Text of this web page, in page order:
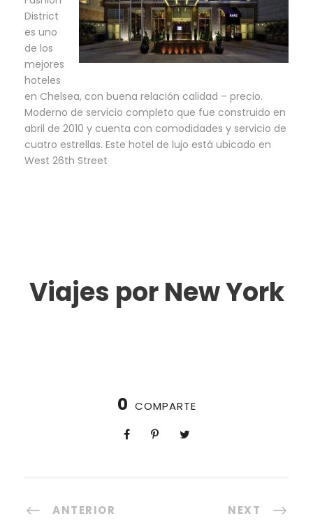
District
es uno
de los
mejores
hoteles
en Chelsea, con buena relación calidad – precio.
Moderno de servicio completo que fue construido en
abril de 2010 y cuenta con comodidades y servicio de
cuatro estrellas. Este hotel de lujo está ubicado en
West 26th Street
Viajes por New York
0 COMPARTE
ANTERIOR NEXT